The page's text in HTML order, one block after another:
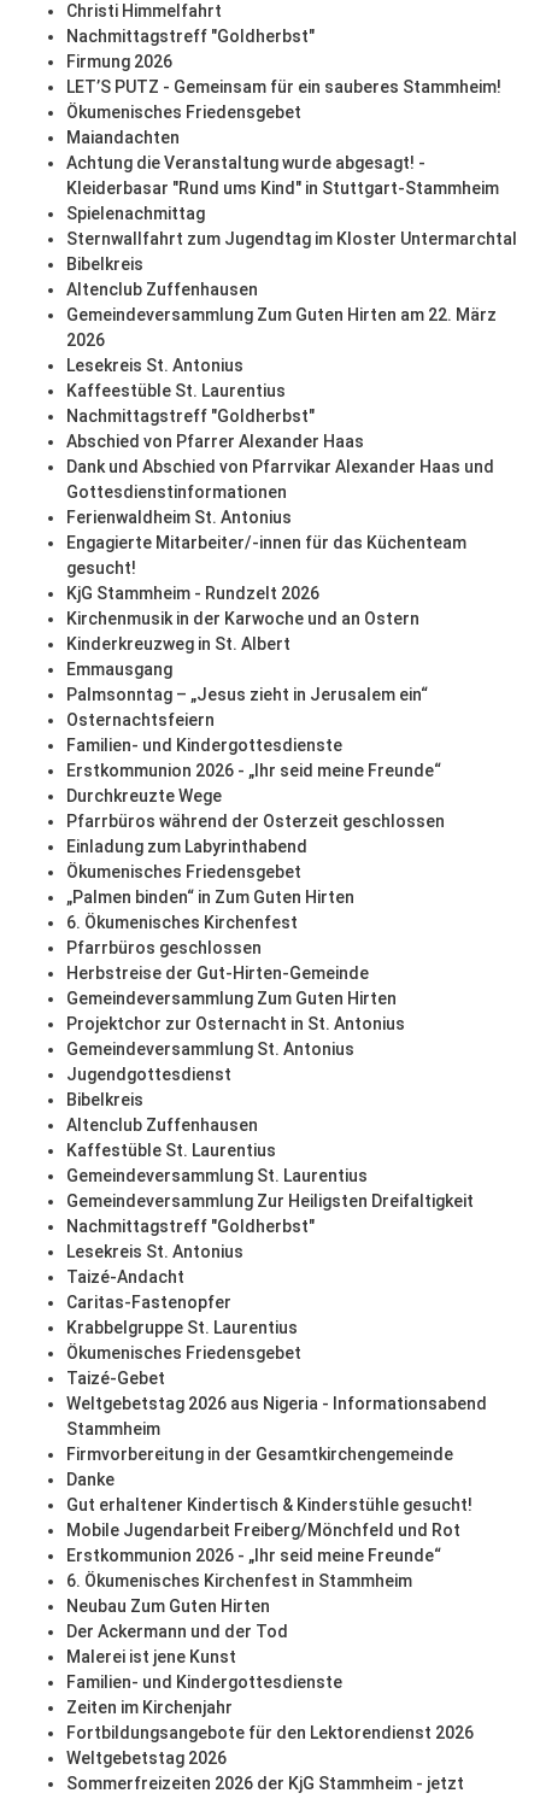
Christi Himmelfahrt
Nachmittagstreff "Goldherbst"
Firmung 2026
LET’S PUTZ - Gemeinsam für ein sauberes Stammheim!
Ökumenisches Friedensgebet
Maiandachten
Achtung die Veranstaltung wurde abgesagt! -
Kleiderbasar "Rund ums Kind" in Stuttgart-Stammheim
Spielenachmittag
Sternwallfahrt zum Jugendtag im Kloster Untermarchtal
Bibelkreis
Altenclub Zuffenhausen
Gemeindeversammlung Zum Guten Hirten am 22. März
2026
Lesekreis St. Antonius
Kaffeestüble St. Laurentius
Nachmittagstreff "Goldherbst"
Abschied von Pfarrer Alexander Haas
Dank und Abschied von Pfarrvikar Alexander Haas und
Gottesdienstinformationen
Ferienwaldheim St. Antonius
Engagierte Mitarbeiter/-innen für das Küchenteam
gesucht!
KjG Stammheim - Rundzelt 2026
Kirchenmusik in der Karwoche und an Ostern
Kinderkreuzweg in St. Albert
Emmausgang
Palmsonntag – „Jesus zieht in Jerusalem ein“
Osternachtsfeiern
Familien- und Kindergottesdienste
Erstkommunion 2026 - „Ihr seid meine Freunde“
Durchkreuzte Wege
Pfarrbüros während der Osterzeit geschlossen
Einladung zum Labyrinthabend
Ökumenisches Friedensgebet
„Palmen binden“ in Zum Guten Hirten
6. Ökumenisches Kirchenfest
Pfarrbüros geschlossen
Herbstreise der Gut-Hirten-Gemeinde
Gemeindeversammlung Zum Guten Hirten
Projektchor zur Osternacht in St. Antonius
Gemeindeversammlung St. Antonius
Jugendgottesdienst
Bibelkreis
Altenclub Zuffenhausen
Kaffestüble St. Laurentius
Gemeindeversammlung St. Laurentius
Gemeindeversammlung Zur Heiligsten Dreifaltigkeit
Nachmittagstreff "Goldherbst"
Lesekreis St. Antonius
Taizé-Andacht
Caritas-Fastenopfer
Krabbelgruppe St. Laurentius
Ökumenisches Friedensgebet
Taizé-Gebet
Weltgebetstag 2026 aus Nigeria - Informationsabend
Stammheim
Firmvorbereitung in der Gesamtkirchengemeinde
Danke
Gut erhaltener Kindertisch & Kinderstühle gesucht!
Mobile Jugendarbeit Freiberg/Mönchfeld und Rot
Erstkommunion 2026 - „Ihr seid meine Freunde“
6. Ökumenisches Kirchenfest in Stammheim
Neubau Zum Guten Hirten
Der Ackermann und der Tod
Malerei ist jene Kunst
Familien- und Kindergottesdienste
Zeiten im Kirchenjahr
Fortbildungsangebote für den Lektorendienst 2026
Weltgebetstag 2026
Sommerfreizeiten 2026 der KjG Stammheim - jetzt